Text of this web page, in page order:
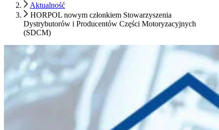
Aktualność
HORPOL nowym członkiem Stowarzyszenia
Dystrybutorów i Producentów Części Motoryzacyjnych
(SDCM)